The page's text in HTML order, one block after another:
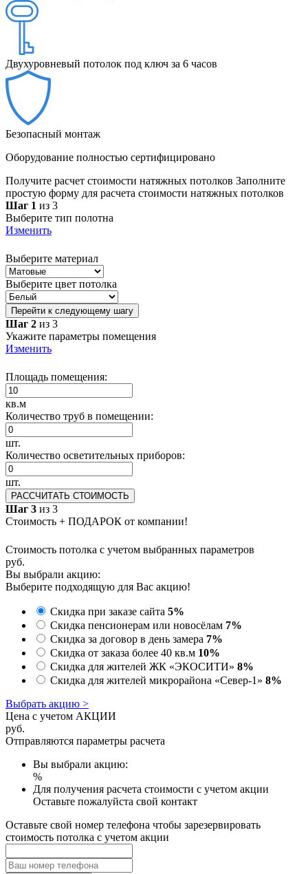
Двухуровневый потолок под ключ за 6 часов
Безопасный монтаж
Оборудование полностью сертифицировано
Получите расчет стоимости натяжных потолков Заполните
простую форму для расчета стоимости натяжных потолков
Шаг 1 из 3
Выберите тип полотна
Изменить
Выберите материал
Выберите цвет потолка
Перейти к следующему шагу
Шаг 2 из 3
Укажите параметры помещения
Изменить
Площадь помещения:
кв.м
Количество труб в помещении:
шт.
Количество осветительных приборов:
шт.
РАССЧИТАТЬ СТОИМОСТЬ
Шаг 3 из 3
Стоимость + ПОДАРОК от компании!
Стоимость потолка с учетом выбранных параметров
руб.
Вы выбрали акцию:
Выберите подходящую для Вас акцию!
Скидка при заказе сайта 5%
Скидка пенсионерам или новосёлам 7%
Скидка за договор в день замера 7%
Скидка от заказа более 40 кв.м 10%
Скидка для жителей ЖК «ЭКОСИТИ» 8%
Скидка для жителей микрорайона «Север-1» 8%
Выбрать акцию >
Цена с учетом АКЦИИ
руб.
Отправляются параметры расчета
Вы выбрали акцию:
%
Для получения расчета стоимости с учетом акции
Оставьте пожалуйста свой контакт
Оставьте свой номер телефона чтобы зарезервировать
стоимость потолка с учетом акции